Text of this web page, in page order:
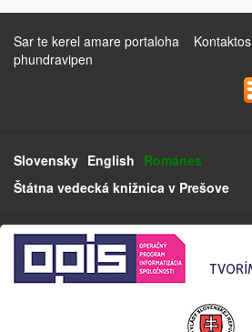
Sar te kerel amare portaloha Kontaktos
phundravipen
Slovensky English Románes
Štátna vedecká knižnica v Prešove